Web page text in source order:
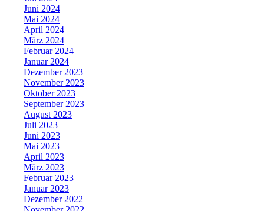
Juni 2024
Mai 2024
April 2024
März 2024
Februar 2024
Januar 2024
Dezember 2023
November 2023
Oktober 2023
September 2023
August 2023
Juli 2023
Juni 2023
Mai 2023
April 2023
März 2023
Februar 2023
Januar 2023
Dezember 2022